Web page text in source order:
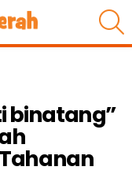
binatang”